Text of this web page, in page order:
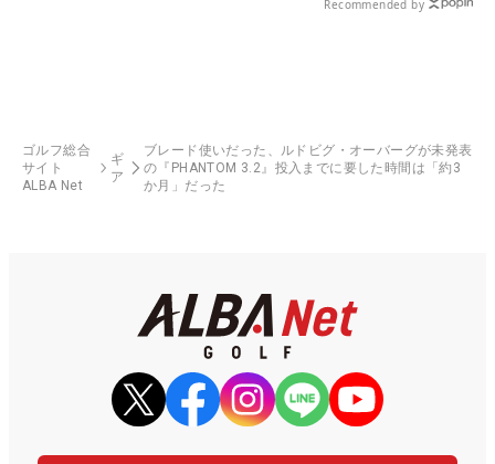
Recommended by
ゴルフ総合
サイト
ALBA Net
ギ
ア
ブレード使いだった、ルドビグ・オーバーグが未発表
の『PHANTOM 3.2』投入までに要した時間は「約3
か月」だった